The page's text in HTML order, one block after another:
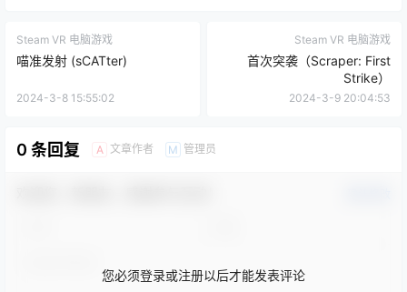
Steam VR 电脑游戏
喵准发射 (sCATter)
2024-3-8 15:55:02
Steam VR 电脑游戏
首次突袭（Scraper: First
Strike）
2024-3-9 20:04:53
0 条回复 A 文章作者 M 管理员
您必须登录或注册以后才能发表评论